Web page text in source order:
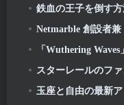
鉄血の王子を倒す
Netmarble 創設者兼 CEO の
「Wuthering Waves」の次の
スターレールのファン
玉座と自由の最新